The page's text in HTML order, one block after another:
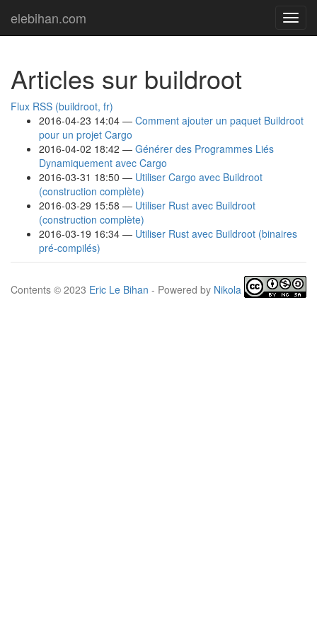
contenu
en
elebihan.com
Articles sur buildroot
Flux RSS (buildroot, fr)
2016-04-23 14:04
Comment ajouter un paquet Buildroot
pour un projet Cargo
2016-04-02 18:42
Générer des Programmes Liés
Dynamiquement avec Cargo
2016-03-31 18:50
Utiliser Cargo avec Buildroot
(construction complète)
2016-03-29 15:58
Utiliser Rust avec Buildroot
(construction complète)
2016-03-19 16:34
Utiliser Rust avec Buildroot (binaires
pré-compilés)
Contents © 2023 Eric Le Bihan - Powered by Nikola